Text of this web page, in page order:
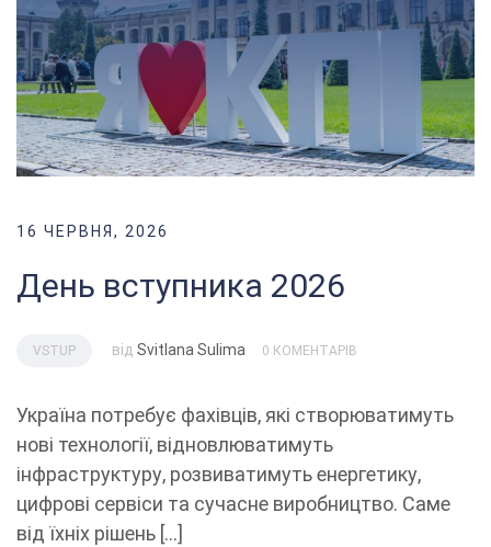
16 ЧЕРВНЯ, 2026
День вступника 2026
VSTUP від Svitlana Sulima 0 КОМЕНТАРІВ
Україна потребує фахівців, які створюватимуть
нові технології, відновлюватимуть
інфраструктуру, розвиватимуть енергетику,
цифрові сервіси та сучасне виробництво. Саме
від їхніх рішень […]